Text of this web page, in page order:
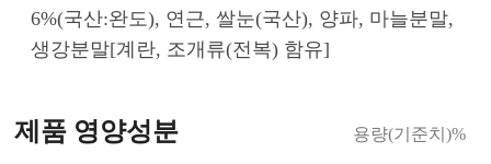
6%(국산:완도), 연근, 쌀눈(국산), 양파, 마늘분말,
제품 영양성분 용량(기준치)%